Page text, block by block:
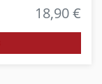
18,90 €